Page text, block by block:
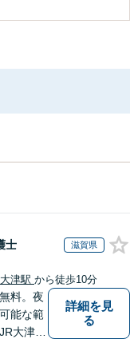
士 滋賀県
大津駅 から徒歩10分
料。夜
能な範
大津駅
詳細を見
る